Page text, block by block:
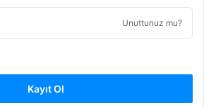
Unuttunuz mu?
Kayıt Ol